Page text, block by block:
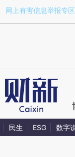
网上有害信息举报专区
民生 ESG 数字